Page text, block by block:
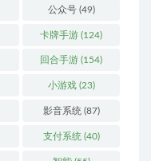
公众号(49)
卡牌手游 (124)
回合手游 (154)
小游戏(23)
影音系统 (87)
支付系统 (40)